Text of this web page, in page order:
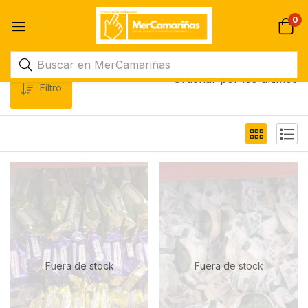
0
Filtro
Ordenar por los últimos
Fuera de stock Fuera de stock